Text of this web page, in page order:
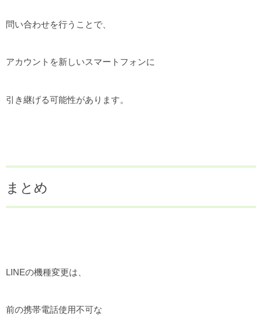
問い合わせを行うことで、
アカウントを新しいスマートフォンに
引き継げる可能性があります。
まとめ
LINEの機種変更は、
前の携帯電話使用不可な